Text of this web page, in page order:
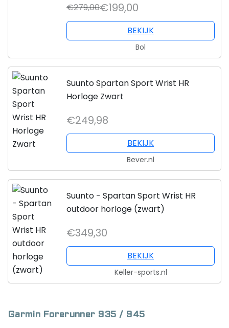
€279,00€199,00
BEKIJK
Bol
Suunto Spartan Sport Wrist HR
Horloge Zwart
€249,98
BEKIJK
Bever.nl
Suunto - Spartan Sport Wrist HR
outdoor horloge (zwart)
€349,30
BEKIJK
Keller-sports.nl
Garmin Forerunner 935 / 945